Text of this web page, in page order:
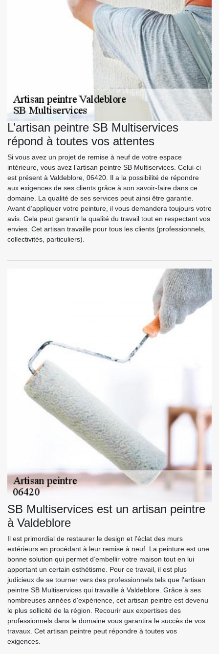
L’artisan peintre SB Multiservices
répond à toutes vos attentes
Si vous avez un projet de remise à neuf de votre espace
intérieure, vous avez l’artisan peintre SB Multiservices. Celui-ci
est présent à Valdeblore, 06420. Il a la possibilité de répondre
aux exigences de ses clients grâce à son savoir-faire dans ce
domaine. La qualité de ses services peut ainsi être garantie.
Avant d’appliquer votre peinture, il vous demandera toujours votre
avis. Cela peut garantir la qualité du travail tout en respectant vos
envies. Cet artisan travaille pour tous les clients (professionnels,
collectivités, particuliers).
SB Multiservices est un artisan peintre
à Valdeblore
Il est primordial de restaurer le design et l’éclat des murs
extérieurs en procédant à leur remise à neuf. La peinture est une
bonne solution qui permet d’embellir votre maison tout en lui
apportant un certain esthétisme. Pour ce travail, il est plus
judicieux de se tourner vers des professionnels tels que l'artisan
peintre SB Multiservices qui travaille à Valdeblore. Grâce à ses
nombreuses années d'expérience, cet artisan peintre est devenu
le plus sollicité de la région. Recourir aux expertises des
professionnels dans le domaine vous garantira le succès de vos
travaux. Cet artisan peintre peut répondre à toutes vos
exigences.